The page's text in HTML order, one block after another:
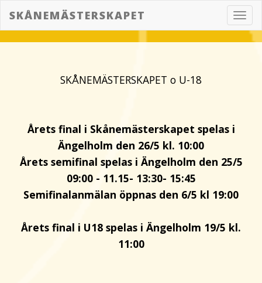
SKÅNEMÄSTERSKAPET
SKÅNEMÄSTERSKAPET o U-18
Årets final i Skånemästerskapet spelas i
Ängelholm den 26/5 kl. 10:00
Årets semifinal spelas i Ängelholm den 25/5
09:00 - 11.15- 13:30- 15:45
Semifinalanmälan öppnas den 6/5 kl 19:00
Årets final i U18 spelas i Ängelholm 19/5 kl.
11:00